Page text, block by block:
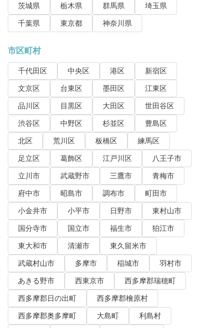
茨城県 栃木県 群馬県
埼玉県
千葉県
東京都 神奈川県
市区町村
千代田区 中央区 港区
新宿区
文京区
台東区 墨田区
江東区
品川区
目黒区 大田区
世田谷区
渋谷区
中野区 杉並区
豊島区
北区
荒川区 板橋区
練馬区
足立区
葛飾区 江戸川区
八王子市
立川市
武蔵野市 三鷹市
青梅市
府中市
昭島市 調布市
町田市
小金井市
小平市 日野市
東村山市
国分寺市
国立市 福生市
狛江市
東大和市
清瀬市
東久留米市
武蔵村山市
多摩市 稲城市
羽村市
あきる野市
西東京市
西多摩郡瑞穂町
西多摩郡日の出町
西多摩郡檜原村
西多摩郡奥多摩町
大島町
利島村